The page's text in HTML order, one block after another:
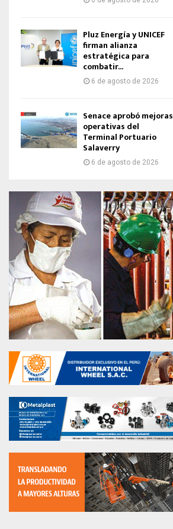
Pluz Energía y UNICEF
firman alianza
estratégica para
combatir...
6 de agosto de 2026
Senace aprobó mejoras
operativas del
Terminal Portuario
Salaverry
6 de agosto de 2026